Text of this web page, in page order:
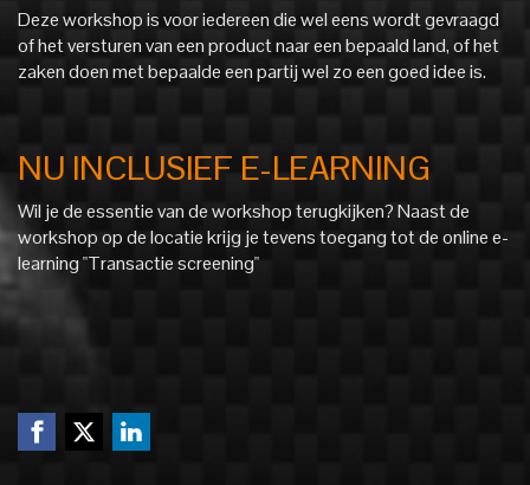
Deze workshop is voor iedereen die wel eens wordt gevraagd
of het versturen van een product naar een bepaald land, of het
zaken doen met bepaalde een partij wel zo een goed idee is.
NU INCLUSIEF E-LEARNING
Wil je de essentie van de workshop terugkijken? Naast de
workshop op de locatie krijg je tevens toegang tot de online e-
learning "Transactie screening"